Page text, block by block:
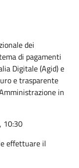
dei
di pagamenti
Digitale (Agid) e
e trasparente
in
10:30
effettuare il